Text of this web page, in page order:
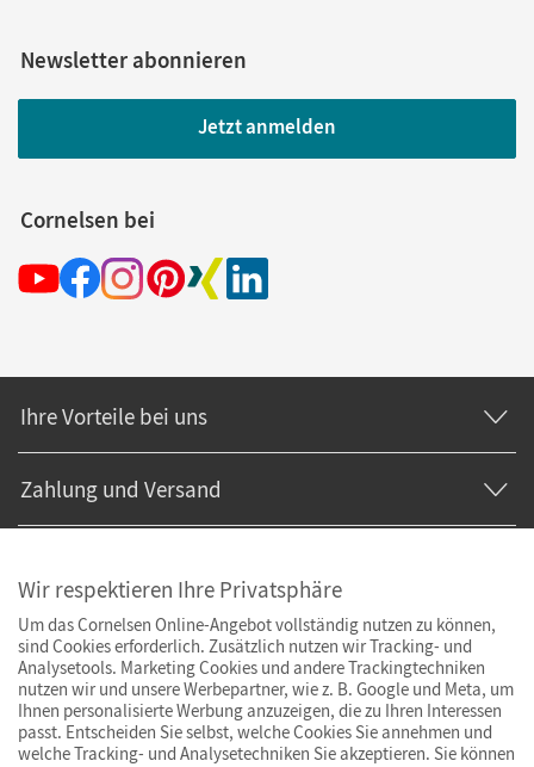
Newsletter abonnieren
Jetzt anmelden
Cornelsen bei
Ihre Vorteile bei uns
Zahlung und Versand
Wir respektieren Ihre Privatsphäre
Um das Cornelsen Online-Angebot vollständig nutzen zu können,
sind Cookies erforderlich. Zusätzlich nutzen wir Tracking- und
Analysetools. Marketing Cookies und andere Trackingtechniken
nutzen wir und unsere Werbepartner, wie z. B. Google und Meta, um
Ihnen personalisierte Werbung anzuzeigen, die zu Ihren Interessen
passt. Entscheiden Sie selbst, welche Cookies Sie annehmen und
welche Tracking- und Analysetechniken Sie akzeptieren. Sie können